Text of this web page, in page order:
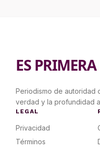
ES
Periodismo de autoridad
verdad y la profundidad
LEGAL
Privacidad
Términos